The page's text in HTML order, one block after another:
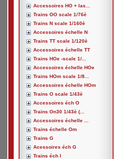
Accessoires HO + las...
Trains OO scale 1/76è
Trains N scale 1/160è
Accessoires échelle N
Trains TT scale 1/120è
Accessoires échelle TT
Trains HOe -scale 1/...
Accessoires échelle HOe
Trains HOm scale 1/8...
Accessoires échelle HOm
Trains O scale 1/43è
Accessoires éch O
Trains On30 1/43è (...
Accessoires échelle ...
Trains échelle Om
Trains G
Acessoires éch G
Trains éch I